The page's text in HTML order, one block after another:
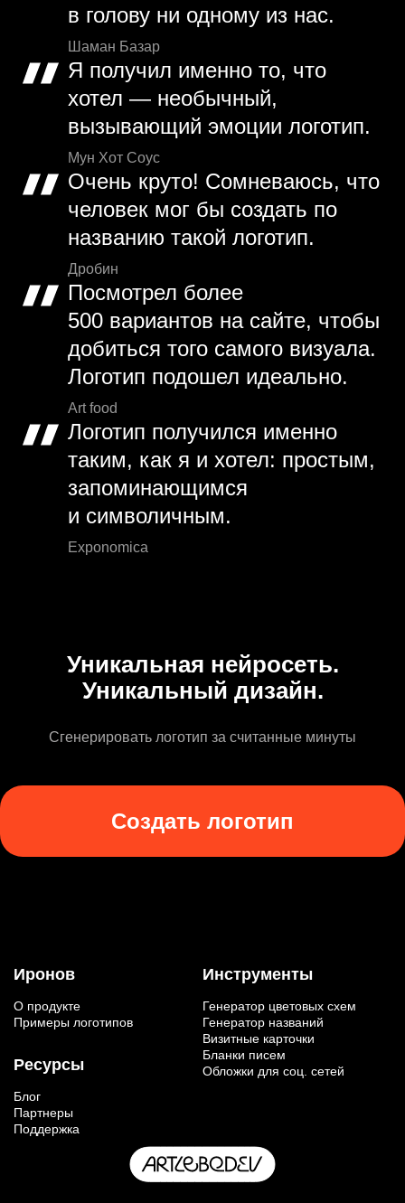
в голову ни одному из нас.
Шаман Базар
Я получил именно то, что
хотел — необычный,
вызывающий эмоции логотип.
Мун Хот Соус
Очень круто! Сомневаюсь, что
человек мог бы создать по
названию такой логотип.
Дробин
Посмотрел более
500 вариантов на сайте, чтобы
добиться того самого визуала.
Логотип подошел идеально.
Art food
Логотип получился именно
таким, как я и хотел: простым,
запоминающимся
и символичным.
Exponomica
Уникальная нейросеть.
Уникальный дизайн.
Сгенерировать логотип за считанные минуты
Создать логотип
Иронов
О продукте
Примеры логотипов
Ресурсы
Блог
Партнеры
Поддержка
Инструменты
Генератор цветовых схем
Генератор названий
Визитные карточки
Бланки писем
Обложки для соц. сетей